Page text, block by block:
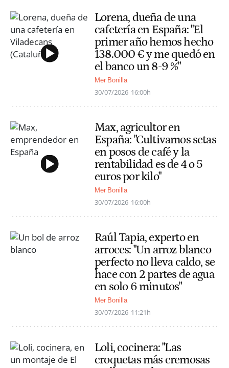
Lorena, dueña de una
cafetería en España: "El
primer año hemos hecho
138.000 € y me quedó en
el banco un 8-9 %"
Mer Bonilla
30/07/2026 16:00h
Max, agricultor en
España: "Cultivamos setas
en posos de café y la
rentabilidad es de 4 o 5
euros por kilo"
Mer Bonilla
30/07/2026 16:00h
Raúl Tapia, experto en
arroces: "Un arroz blanco
perfecto no lleva caldo, se
hace con 2 partes de agua
en solo 6 minutos"
Mer Bonilla
30/07/2026 11:21h
Loli, cocinera: "Las
croquetas más cremosas